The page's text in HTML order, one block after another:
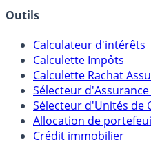
Banques & Comptes
Outils
Calculateur d'intérêts
Calculette Impôts
Calculette Rachat
Sélecteur d'Assurance
Sélecteur d'Unités de